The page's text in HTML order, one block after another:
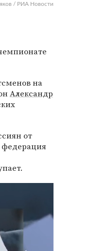
/ РИА Новости
на
Александр
от
федерация